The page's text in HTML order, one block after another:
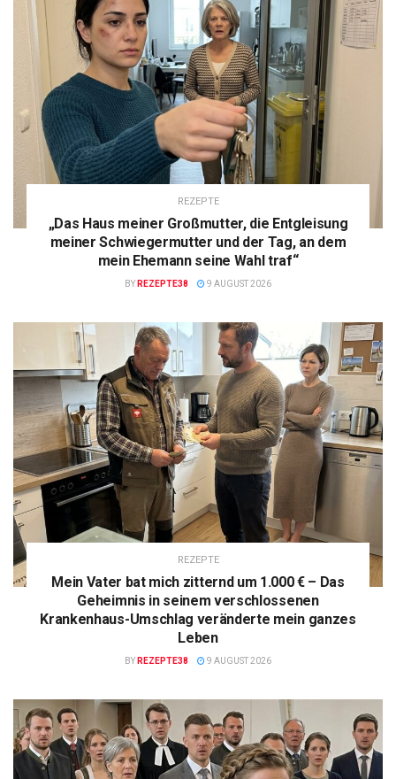
REZEPTE
„Das Haus meiner Großmutter, die Entgleisung
meiner Schwiegermutter und der Tag, an dem
mein Ehemann seine Wahl traf“
BY REZEPTE38 9 AUGUST 2026
REZEPTE
Mein Vater bat mich zitternd um 1.000 € – Das
Geheimnis in seinem verschlossenen
Krankenhaus-Umschlag veränderte mein ganzes
Leben
BY REZEPTE38 9 AUGUST 2026